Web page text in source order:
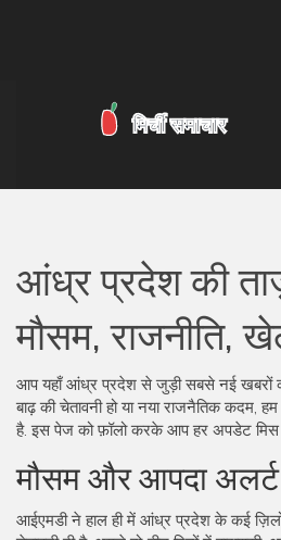
आंध्र प्रदेश की
मौसम,
आप यहाँ आंध्र प्रदेश से जुड़ी सबसे नई खबरों
बाढ़ की चेतावनी हो या नया राजनैतिक कदम,
है. इस पेज को फ़ॉलो करके आप हर अपडेट मिस
मौसम और आपदा अलर्ट
आईएमडी ने हाल ही में आंध्र प्रदेश के कई